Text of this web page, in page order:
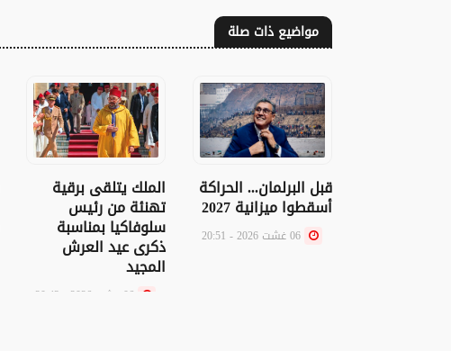
مواضيع ذات صلة
قبل البرلمان... الحراكة
أسقطوا ميزانية 2027
الملك يتلقى برقية
تهنئة من رئيس
سلوفاكيا بمناسبة
ذكرى عيد العرش
المجيد